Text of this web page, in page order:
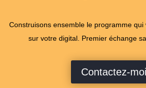
Construisons ensemble le programme
sur votre digital. Premier échange
Contactez-moi